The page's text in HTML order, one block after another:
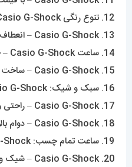
12. تنوع رنگی Casio G-Shock
13. Casio G-Shock – انعطاف پذیر
14. ساعت Casio G-Shock – خوش‌چهر
15. Casio G-Shock – ساخت ژاپن
16. سبک و شیک: Casio G-Shock
17. Casio G-Shock – راحتی و سبکی
18. Casio G-Shock – دوام بالا
19. ساعت تمام چسب: Casio G-Shock
20. Casio G-Shock – شیک و جذاب